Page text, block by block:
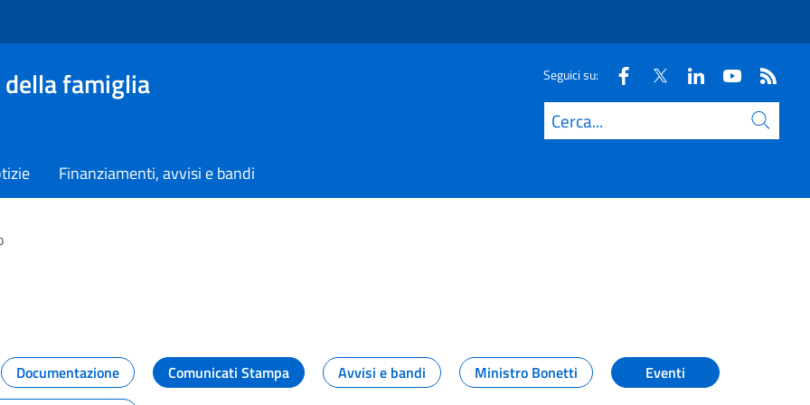
famiglia Seguici su:
Cerca
Finanziamenti, avvisi e bandi
dal Dipartimento
Documentazione Comunicati Stampa Avvisi e bandi Ministro Bonetti
Eventi